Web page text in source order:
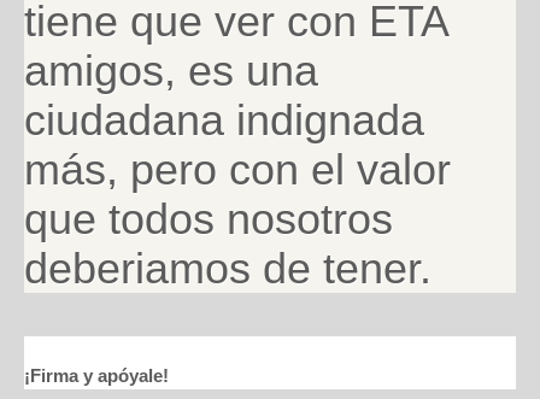
tiene que ver con ETA
amigos, es una
ciudadana indignada
más, pero con el valor
que todos nosotros
deberiamos de tener.
¡Firma y apóyale!